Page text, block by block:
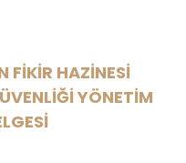
FİKİR HAZİNESİ
YÖNETİM